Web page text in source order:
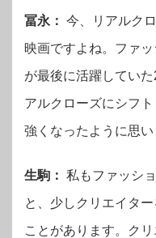
冨永： 今、リアルク
映画ですよね。ファ
が最後に活躍してい
アルクローズにシフ
強くなったように思い
生駒： 私もファッシ
と、少しクリエイタ
ことがあります。ク